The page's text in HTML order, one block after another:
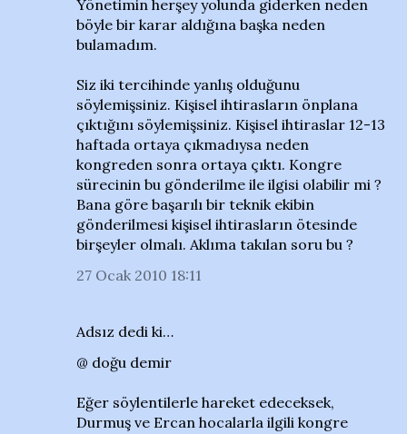
Yönetimin herşey yolunda giderken neden
böyle bir karar aldığına başka neden
bulamadım.
Siz iki tercihinde yanlış olduğunu
söylemişsiniz. Kişisel ihtirasların önplana
çıktığını söylemişsiniz. Kişisel ihtiraslar 12-13
haftada ortaya çıkmadıysa neden
kongreden sonra ortaya çıktı. Kongre
sürecinin bu gönderilme ile ilgisi olabilir mi ?
Bana göre başarılı bir teknik ekibin
gönderilmesi kişisel ihtirasların ötesinde
birşeyler olmalı. Aklıma takılan soru bu ?
27 Ocak 2010 18:11
Adsız dedi ki…
@ doğu demir
Eğer söylentilerle hareket edeceksek,
Durmuş ve Ercan hocalarla ilgili kongre